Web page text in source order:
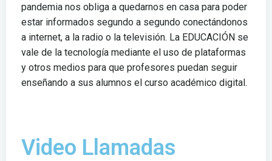
pandemia nos obliga a quedarnos en casa para poder
estar informados segundo a segundo conectándonos
a internet, a la radio o la televisión. La EDUCACIÓN se
vale de la tecnología mediante el uso de plataformas
y otros medios para que profesores puedan seguir
enseñando a sus alumnos el curso académico digital.
Video Llamadas